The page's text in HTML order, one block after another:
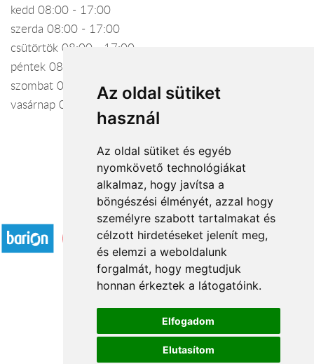
Az oldal sütiket
használ
Az oldal sütiket és egyéb
nyomkövető technológiákat
alkalmaz, hogy javítsa a
böngészési élményét, azzal hogy
személyre szabott tartalmakat és
célzott hirdetéseket jelenít meg,
és elemzi a weboldalunk
forgalmát, hogy megtudjuk
honnan érkeztek a látogatóink.
Elfogadom
Elutasítom
kedd 08:00 - 17:00
szerda 08:00 - 17:00
csütörtök 08:00 - 17:00
péntek 08:00 - 17:00
szombat 08:00 - 13:00
vasárnap 08:00 - 12:00
Elfogadott fizetési módok
Á.SZ.F.
Impresszum
Adatkezelési tájékoztató